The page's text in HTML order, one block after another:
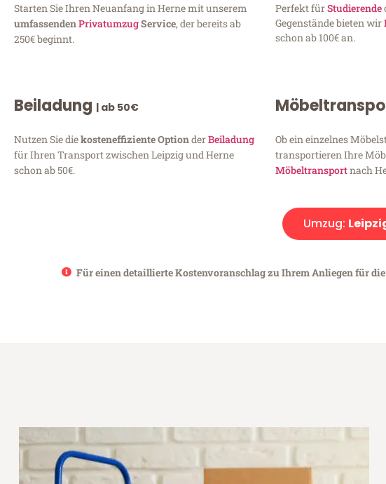
Starten Sie Ihren Neuanfang in Herne mit unserem
umfassendenPrivatumzugService, der bereits ab
250€ beginnt.
Perfekt fürStudierende
Gegenstände bieten wir
schon ab 100€ an.
Beiladung | ab 50€
Nutzen Sie diekosteneffiziente OptionderBeiladung
für Ihren Transport zwischen Leipzig und Herne
schon ab 50€.
Ob ein einzelnes
transportieren Ihre
Möbeltransportnach
Umzug:
Für einen detaillierte Kostenvoranschlag zu Ihrem Anliegen für